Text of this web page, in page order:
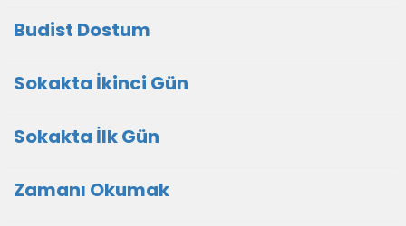
Budist Dostum
Sokakta İkinci Gün
Sokakta İlk Gün
Zamanı Okumak